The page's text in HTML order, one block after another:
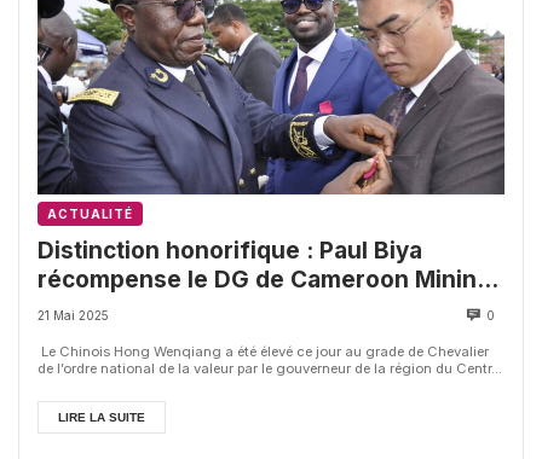
ACTUALITÉ
Distinction honorifique : Paul Biya
récompense le DG de Cameroon Mining
Company
21 Mai 2025 0
Le Chinois Hong Wenqiang a été élevé ce jour au grade de Chevalier
de l’ordre national de la valeur par le gouverneur de la région du Centr...
LIRE LA SUITE